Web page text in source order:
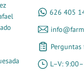
626 405
L–V: